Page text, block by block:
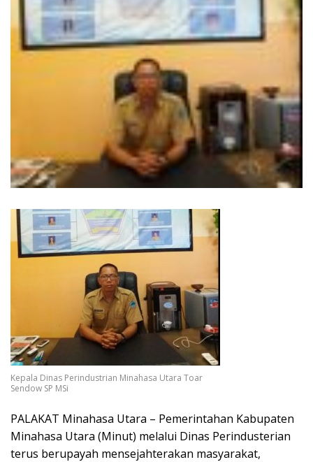
Kepala Dinas Perindustrian Minahasa Utara Toar
Sendow SP MSi
PALAKAT Minahasa Utara – Pemerintahan Kabupaten
Minahasa Utara (Minut) melalui Dinas Perindusterian
terus berupayah mensejahterakan masyarakat,